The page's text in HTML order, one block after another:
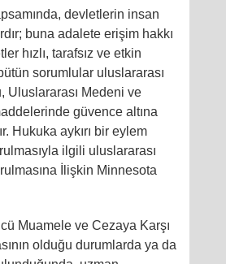
devletlerin insan
buna adalete erişim hakkı
hızlı, tarafsız ve etkin
sorumlular uluslararası
Uluslararası Medeni ve
güvence altına
Hukuka aykırı bir eylem
ilgili uluslararası
İlişkin Minnesota
Muamele ve Cezaya Karşı
olduğu durumlarda ya da